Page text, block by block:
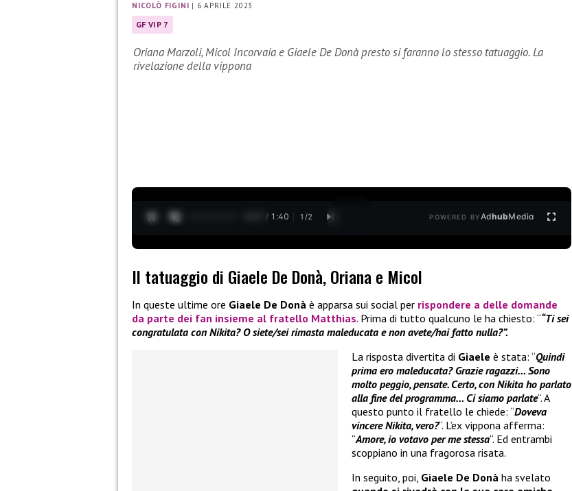
NICOLÒ FIGINI | 6 APRILE 2023
GF VIP 7
Oriana Marzoli, Micol Incorvaia e Giaele De Donà presto si faranno lo stesso tatuaggio. La
rivelazione della vippona
0:28 / 1:40 1 /2 POWERED BYAdhubMedia
Il tatuaggio di Giaele De Donà, Oriana e Micol
In queste ultime ore Giaele De Donà è apparsa sui social per rispondere a delle domande
da parte dei fan insieme al fratello Matthias. Prima di tutto qualcuno le ha chiesto: ““Ti sei
congratulata con Nikita? O siete/sei rimasta maleducata e non avete/hai fatto nulla?”.
La risposta divertita di Giaele è stata: “Quindi
prima ero maleducata? Grazie ragazzi… Sono
molto peggio, pensate. Certo, con Nikita ho parlato
alla fine del programma… Ci siamo parlate“. A
questo punto il fratello le chiede: “Doveva
vincere Nikita, vero?“. L’ex vippona afferma:
“Amore, io votavo per me stessa“. Ed entrambi
scoppiano in una fragorosa risata.
In seguito, poi, Giaele De Donà ha svelato